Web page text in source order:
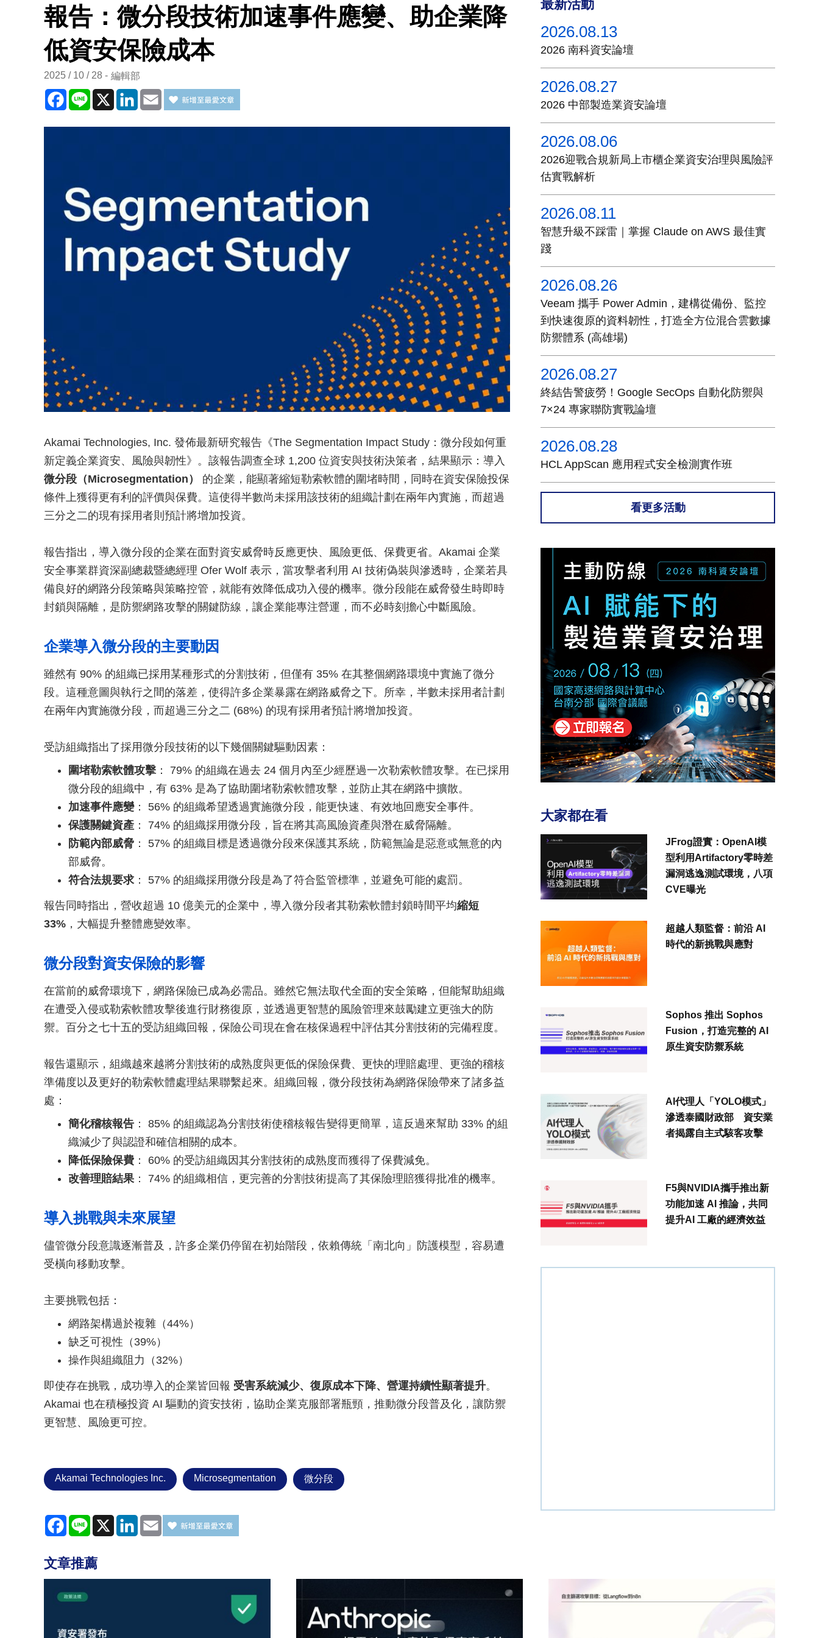
報告：微分段技術加速事件應變、助企業降
低資安保險成本
2025 / 10 / 28 編輯部
Facebook
Line X LinkedInEmail
Akamai Technologies, Inc. 發佈最新研究報告《The Segmentation Impact Study：微分段如何重
新定義企業資安、風險與韌性》。該報告調查全球 1,200 位資安與技術決策者，結果顯示：導入
微分段（Microsegmentation）
的企業，能顯著縮短勒索軟體的圍堵時間，同時在資安保險投保
條件上獲得更有利的評價與保費。這使得半數尚未採用該技術的組織計劃在兩年內實施，而超過
三分之二的現有採用者則預計將增加投資。
報告指出，導入微分段的企業在面對資安威脅時反應更快、風險更低、保費更省。Akamai 企業
安全事業群資深副總裁暨總經理 Ofer Wolf 表示，當攻擊者利用 AI 技術偽裝與滲透時，企業若具
備良好的網路分段策略與策略控管，就能有效降低成功入侵的機率。微分段能在威脅發生時即時
封鎖與隔離，是防禦網路攻擊的關鍵防線，讓企業能專注營運，而不必時刻擔心中斷風險。
企業導入微分段的主要動因
雖然有 90% 的組織已採用某種形式的分割技術，但僅有 35% 在其整個網路環境中實施了微分
段。這種意圖與執行之間的落差，使得許多企業暴露在網路威脅之下。所幸，半數未採用者計劃
在兩年內實施微分段，而超過三分之二 (68%) 的現有採用者預計將增加投資。
受訪組織指出了採用微分段技術的以下幾個關鍵驅動因素：
圍堵勒索軟體攻擊 ： 79% 的組織在過去 24 個月內至少經歷過一次勒索軟體攻擊。在已採用
微分段的組織中，有 63% 是為了協助圍堵勒索軟體攻擊，並防止其在網路中擴散。
加速事件應變： 56% 的組織希望透過實施微分段，能更快速、有效地回應安全事件。
保護關鍵資產 ： 74% 的組織採用微分段，旨在將其高風險資產與潛在威脅隔離。
防範內部威脅 ： 57% 的組織目標是透過微分段來保護其系統，防範無論是惡意或無意的內
部威脅。
符合法規要求 ： 57% 的組織採用微分段是為了符合監管標準，並避免可能的處罰。
報告同時指出，營收超過 10 億美元的企業中，導入微分段者其勒索軟體封鎖時間平均縮短
33% ，大幅提升整體應變效率。
微分段對資安保險的影響
在當前的威脅環境下，網路保險已成為必需品。雖然它無法取代全面的安全策略，但能幫助組織
在遭受入侵或勒索軟體攻擊後進行財務復原，並透過更智慧的風險管理來鼓勵建立更強大的防
禦。百分之七十五的受訪組織回報，保險公司現在會在核保過程中評估其分割技術的完備程度。
報告還顯示，組織越來越將分割技術的成熟度與更低的保險保費、更快的理賠處理、更強的稽核
準備度以及更好的勒索軟體處理結果聯繫起來。組織回報，微分段技術為網路保險帶來了諸多益
處：
簡化稽核報告 ： 85% 的組織認為分割技術使稽核報告變得更簡單，這反過來幫助 33% 的組
織減少了與認證和確信相關的成本。
降低保險保費 ： 60% 的受訪組織因其分割技術的成熟度而獲得了保費減免。
改善理賠結果： 74% 的組織相信，更完善的分割技術提高了其保險理賠獲得批准的機率。
導入挑戰與未來展望
儘管微分段意識逐漸普及，許多企業仍停留在初始階段，依賴傳統「南北向」防護模型，容易遭
受橫向移動攻擊。
主要挑戰包括：
網路架構過於複雜（44%）
缺乏可視性（39%）
操作與組織阻力（32%）
即使存在挑戰，成功導入的企業皆回報 受害系統減少、復原成本下降、營運持續性顯著提升。
Akamai 也在積極投資 AI 驅動的資安技術，協助企業克服部署瓶頸，推動微分段普及化，讓防禦
更智慧、風險更可控。
Akamai Technologies Inc. Microsegmentation 微分段
Facebook
Line X LinkedInEmail
最新活動
2026.08.13
2026 南科資安論壇
2026.08.27
2026 中部製造業資安論壇
2026.08.06
2026迎戰合規新局上市櫃企業資安治理與風險評
估實戰解析
2026.08.11
智慧升級不踩雷｜掌握 Claude on AWS 最佳實
踐
2026.08.26
Veeam 攜手 Power Admin，建構從備份、監控
到快速復原的資料韌性，打造全方位混合雲數據
防禦體系 (高雄場)
2026.08.27
終結告警疲勞！Google SecOps 自動化防禦與
7×24 專家聯防實戰論壇
2026.08.28
HCL AppScan 應用程式安全檢測實作班
看更多活動
大家都在看
JFrog證實：OpenAI模
型利用Artifactory零時差
漏洞逃逸測試環境，八項
CVE曝光
超越人類監督：前沿 AI
時代的新挑戰與應對
Sophos 推出 Sophos
Fusion，打造完整的 AI
原生資安防禦系統
AI代理人「YOLO模式」
滲透泰國財政部 資安業
者揭露自主式駭客攻擊
F5與NVIDIA攜手推出新
功能加速 AI 推論，共同
提升AI 工廠的經濟效益
文章推薦